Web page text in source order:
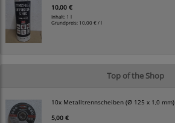
10,00 €
Inhalt: 1 l
Grundpreis: 10,00 € / l
Top of the Shop
10x Metalltrennscheiben (Ø 125 x 1,0 mm)
5,00 €